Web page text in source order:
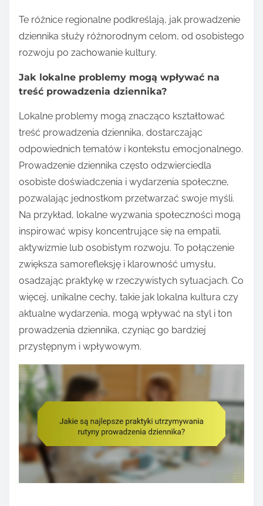
Te różnice regionalne podkreślają, jak prowadzenie
dziennika służy różnorodnym celom, od osobistego
rozwoju po zachowanie kultury.
Jak lokalne problemy mogą wpływać na
treść prowadzenia dziennika?
Lokalne problemy mogą znacząco kształtować
treść prowadzenia dziennika, dostarczając
odpowiednich tematów i kontekstu emocjonalnego.
Prowadzenie dziennika często odzwierciedla
osobiste doświadczenia i wydarzenia społeczne,
pozwalając jednostkom przetwarzać swoje myśli.
Na przykład, lokalne wyzwania społeczności mogą
inspirować wpisy koncentrujące się na empatii,
aktywizmie lub osobistym rozwoju. To połączenie
zwiększa samorefleksję i klarowność umysłu,
osadzając praktykę w rzeczywistych sytuacjach. Co
więcej, unikalne cechy, takie jak lokalna kultura czy
aktualne wydarzenia, mogą wpływać na styl i ton
prowadzenia dziennika, czyniąc go bardziej
przystępnym i wpływowym.